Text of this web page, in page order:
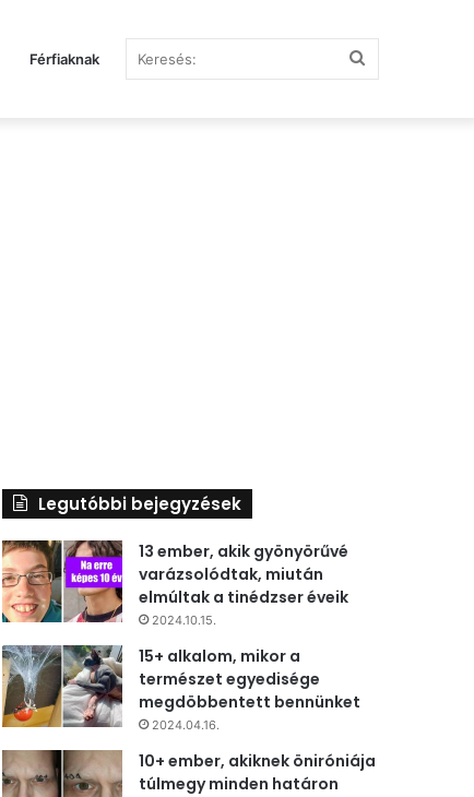
Férfiaknak
Legutóbbi bejegyzések
13 ember, akik gyönyörűvé
varázsolódtak, miután
elmúltak a tinédzser éveik
2024.10.15.
15+ alkalom, mikor a
természet egyedisége
megdöbbentett bennünket
2024.04.16.
10+ ember, akiknek öniróniája
túlmegy minden határon